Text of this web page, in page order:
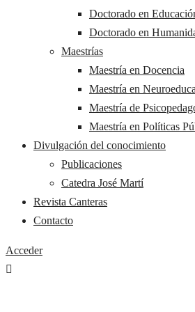
Doctorado en
Doctorado en
Maestrías
Maestría en Docencia
Maestría en
Maestría de
Maestría en Políticas
Divulgación del conocimiento
Publicaciones
Catedra José Martí
Revista Canteras
Contacto
Acceder